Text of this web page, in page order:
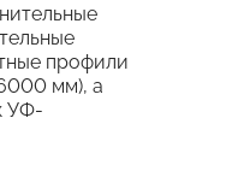
профили
мм), а
УФ-